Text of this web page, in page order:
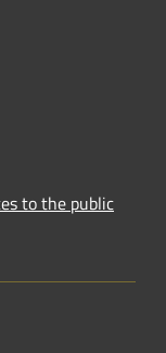
to the public